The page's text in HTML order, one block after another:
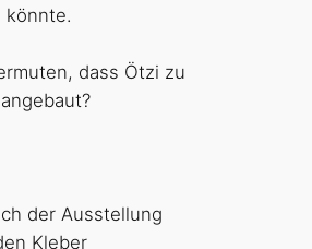
könnte.
dass Ötzi zu
der Ausstellung
Kleber